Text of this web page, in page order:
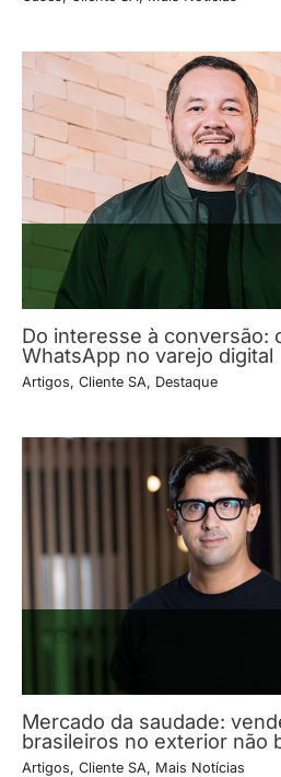
Do interesse à conversão:
WhatsApp no varejo digital
Artigos, Cliente SA, Destaque
Mercado da saudade:
brasileiros no exterior não
Artigos, Cliente SA, Mais Notícias